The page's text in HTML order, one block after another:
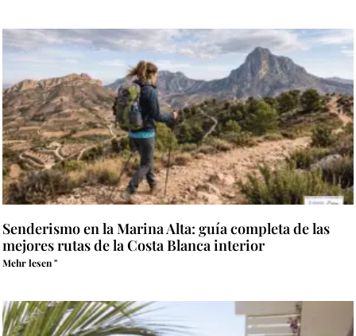
Senderismo en la Marina Alta: guía completa de las
mejores rutas de la Costa Blanca interior
Mehr lesen "